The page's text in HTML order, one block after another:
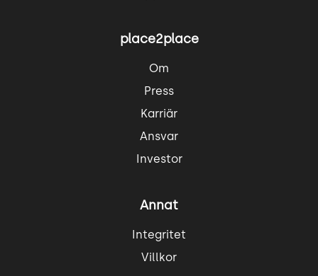
place2place
Om
Press
Karriär
Ansvar
Investor
Annat
Integritet
Villkor